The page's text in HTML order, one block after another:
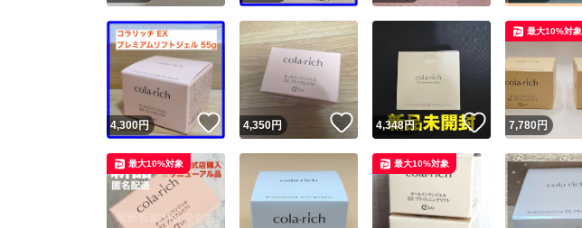
4,300円 いいね！
4,350円 いいね！
4,348円 いいね！
7,780円
最大10%対象
最大10%対象 最大10%対象